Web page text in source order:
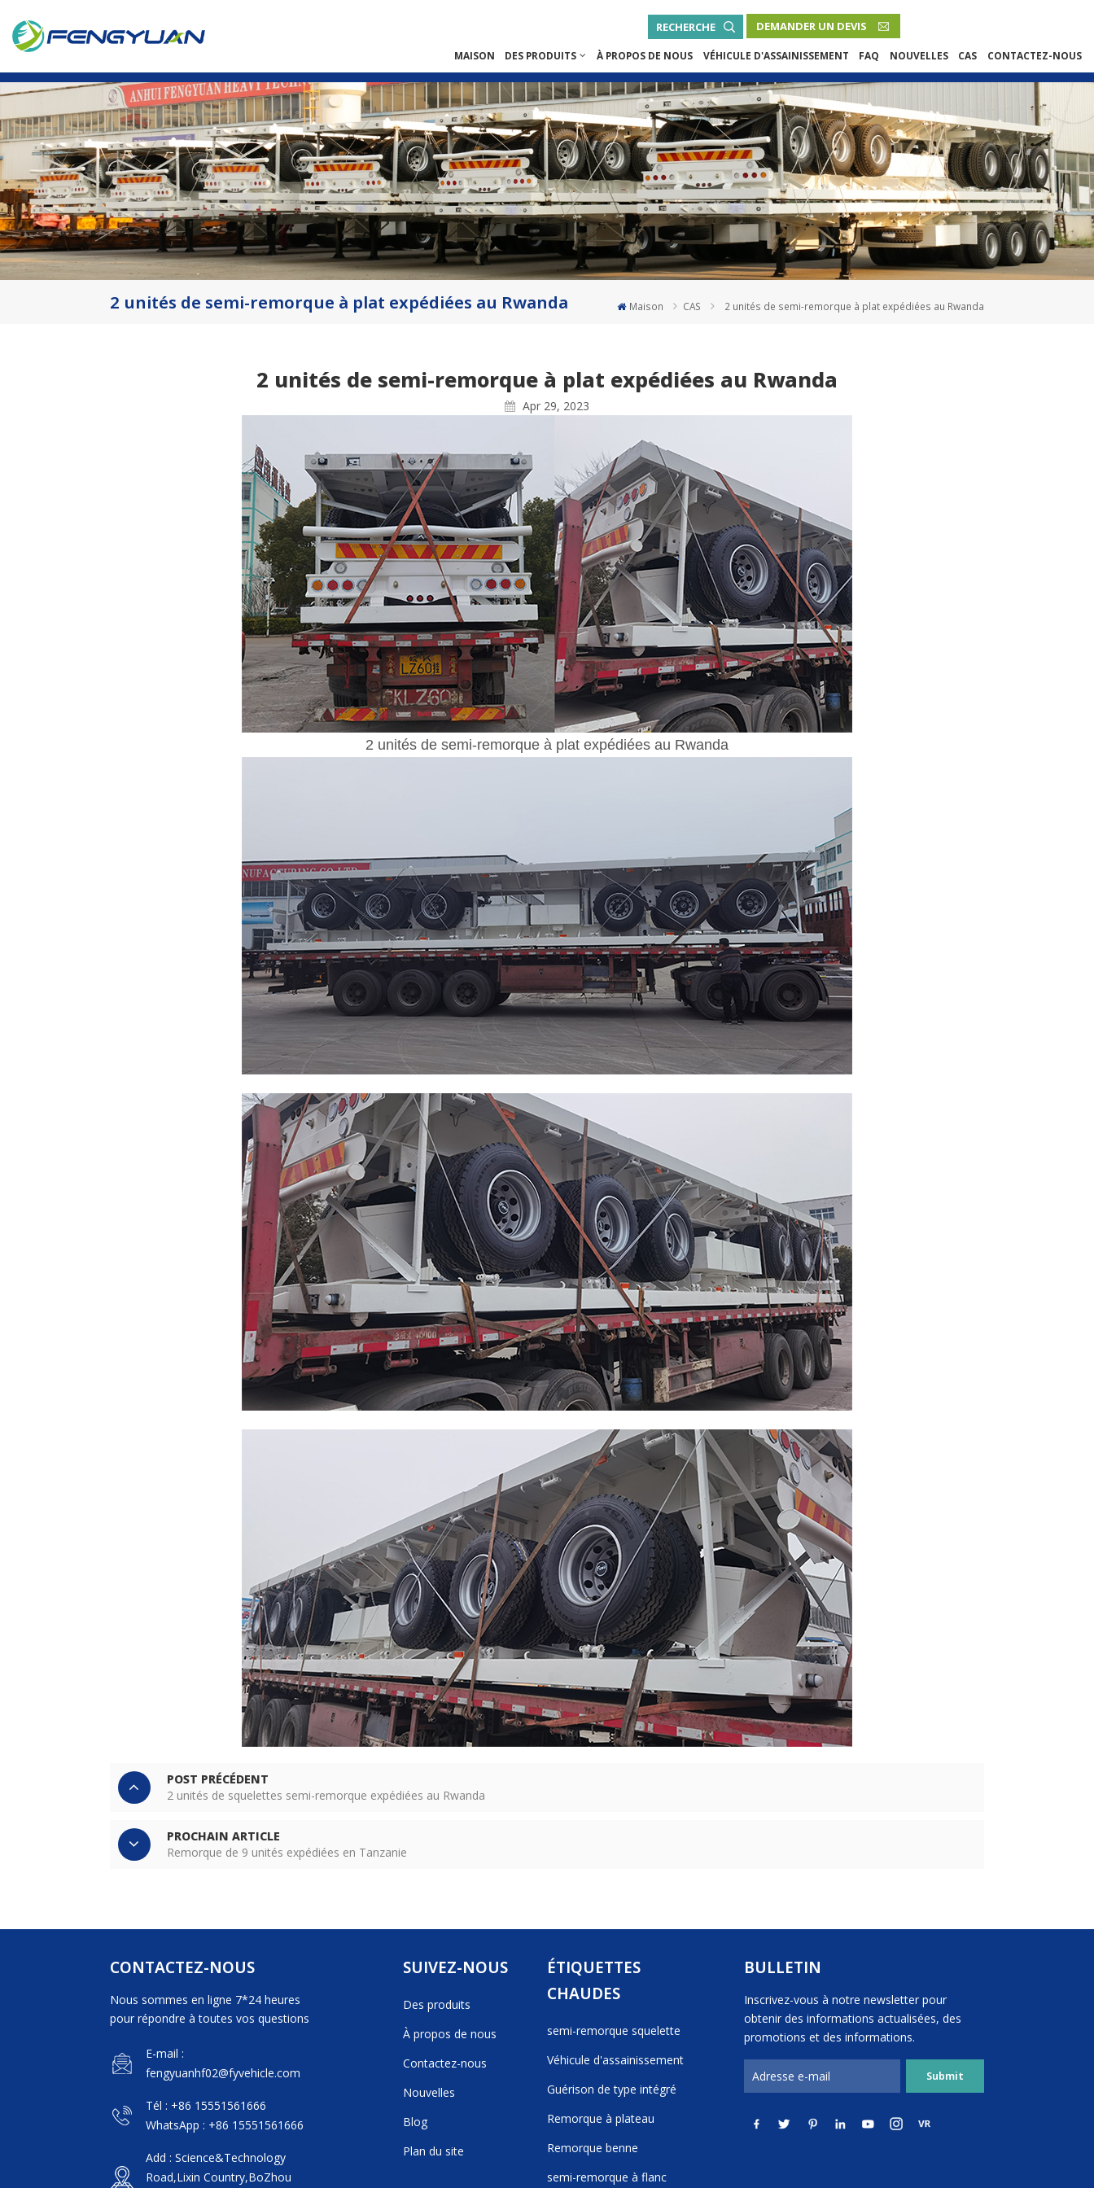
RECHERCHE DEMANDER UN DEVIS
English
French
Русский язык
Español
Português
Malay
Deutsch
MAISON DES PRODUITS À PROPOS DE NOUS VÉHICULE D'ASSAINISSEMENT FAQ NOUVELLES CAS CONTACTEZ-NOUS
2 unités de semi-remorque à plat expédiées au Rwanda Maison CAS 2 unités de semi-remorque à plat expédiées au Rwanda
2 unités de semi-remorque à plat expédiées au Rwanda
Apr 29, 2023
2 unités de semi-remorque à plat expédiées au Rwanda
POST PRÉCÉDENT
2 unités de squelettes semi-remorque expédiées au Rwanda
PROCHAIN ARTICLE
Remorque de 9 unités expédiées en Tanzanie
CONTACTEZ-NOUS
Nous sommes en ligne 7*24 heures
pour répondre à toutes vos questions
E-mail :
fengyuanhf02@fyvehicle.com
Tél : +86 15551561666
WhatsApp : +86 15551561666
Add : Science&Technology
Road,Lixin Country,BoZhou
SUIVEZ-NOUS
Des produits
À propos de nous
Contactez-nous
Nouvelles
Blog
Plan du site
ÉTIQUETTES
CHAUDES
semi-remorque squelette
Véhicule d'assainissement
Guérison de type intégré
Remorque à plateau
Remorque benne
semi-remorque à flanc
BULLETIN
Inscrivez-vous à notre newsletter pour
obtenir des informations actualisées, des
promotions et des informations.